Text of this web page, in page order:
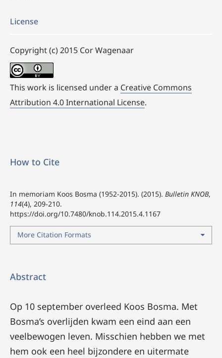
License
Copyright (c) 2015 Cor Wagenaar
This work is licensed under a Creative Commons
Attribution 4.0 International License.
How to Cite
In memoriam Koos Bosma (1952-2015). (2015). Bulletin KNOB,
114(4), 209-210.
https://doi.org/10.7480/knob.114.2015.4.1167
More Citation Formats
Abstract
Op 10 september overleed Koos Bosma. Met
Bosma’s overlijden kwam een eind aan een
veelbewogen leven. Misschien hebben we met
hem ook een heel bijzondere en uitermate